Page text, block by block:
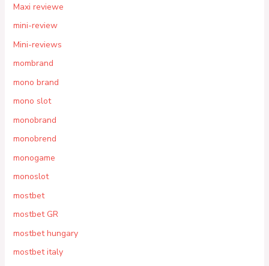
Maxi reviewe
mini-review
Mini-reviews
mombrand
mono brand
mono slot
monobrand
monobrend
monogame
monoslot
mostbet
mostbet GR
mostbet hungary
mostbet italy